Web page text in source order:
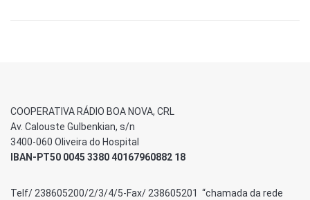
COOPERATIVA RÁDIO BOA NOVA, CRL
Av. Calouste Gulbenkian, s/n
3400-060 Oliveira do Hospital
IBAN-PT50 0045 3380 40167960882 18
Telf/ 238605200/2/3/4/5-Fax/ 238605201 “chamada da rede